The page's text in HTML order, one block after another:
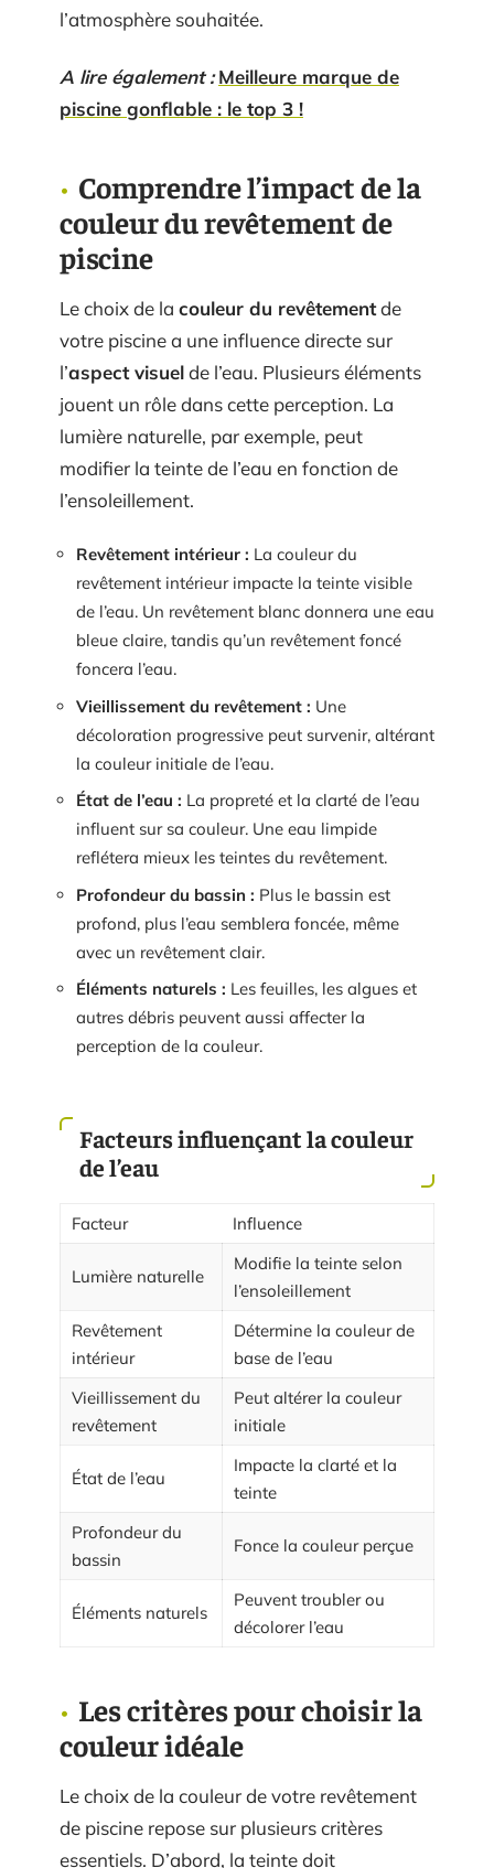
l’atmosphère souhaitée.
A lire également : Meilleure marque de
piscine gonflable : le top 3 !
Comprendre l’impact de la
couleur du revêtement de
piscine
Le choix de la couleur du revêtementde
votre piscine a une influence directe sur
l’aspect visuelde l’eau. Plusieurs éléments
jouent un rôle dans cette perception. La
lumière naturelle, par exemple, peut
modifier la teinte de l’eau en fonction de
l’ensoleillement.
Revêtement intérieur : La couleur du
revêtement intérieur impacte la teinte visible
de l’eau. Un revêtement blanc donnera une eau
bleue claire, tandis qu’un revêtement foncé
foncera l’eau.
Vieillissement du revêtement : Une
décoloration progressive peut survenir, altérant
la couleur initiale de l’eau.
État de l’eau : La propreté et la clarté de l’eau
influent sur sa couleur. Une eau limpide
reflétera mieux les teintes du revêtement.
Profondeur du bassin : Plus le bassin est
profond, plus l’eau semblera foncée, même
avec un revêtement clair.
Éléments naturels : Les feuilles, les algues et
autres débris peuvent aussi affecter la
perception de la couleur.
Facteurs influençant la couleur
de l’eau
Facteur Influence
Lumière naturelle
Modifie la teinte selon
l’ensoleillement
Revêtement
intérieur
Détermine la couleur de
base de l’eau
Vieillissement du
revêtement
Peut altérer la couleur
initiale
État de l’eau
Impacte la clarté et la
teinte
Profondeur du
bassin
Fonce la couleur perçue
Éléments naturels
Peuvent troubler ou
décolorer l’eau
Les critères pour choisir la
couleur idéale
Le choix de la couleur de votre revêtement
de piscine repose sur plusieurs critères
essentiels. D’abord, la teinte doit